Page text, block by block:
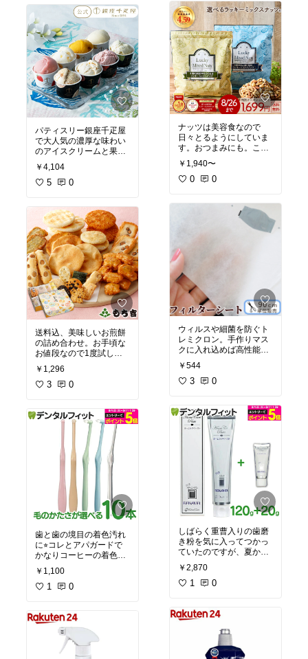
#楽天ランキング
よかった #話題の商品
リピート #お買い物マラ
ソン #おすすめ #楽天ス
ーパーセール #買い物リ
スト #買いまわり #オス
スメ
パティスリー銀座千疋屋
で大人気の濃厚な味わい
のアイスクリームと果汁
たっぷりのソルベをセッ
トにしました。味のバリ
エーションが豊富なので
にもオススメです。
#楽天ランキング #買って
よかった #話題の商品 #
リピート #楽天お買物マ
ラソン #お買い物マラソ
ン #おすすめ #楽天スー
パーセール #買い物リス
ト #買い回り
￥4,104
5 0
送料込、美味しいお煎餅
の詰め合わせ。お手頃な
お値段なので1度試した
ら、美味しくて毎日のお
茶の時間が楽しみに。こ
ちらと一緒に注文すれば
同時注文しています。#
#お煎餅 #贈答品
￥1,296
3 0
歯と歯の境目の着色汚れ
に⭐︎コレとアパガードで
かなりコーヒーの着色汚
れが取れました‼️小さいお
子さんや矯正さ！ている
方にもオススメ。
歯科
￥1,100
1 0
た #話題の商品 #リピー
ト #楽天お買物マラソン
#お買い物マラソン #おす
すめ #楽天スーパーセー
ル #買い物リスト #買い
まわり #オススメ
ナッツは美容食なので
日々とるようにしていま
す。おつまみにも。こち
ら大袋でお値段的にもお
得感！味も美味しくてリ
ピしています。
#お買い物
#おすすめ
#買い
物リスト
いまわり
すすめ商品
￥1,940〜
0 0
ウィルスや細菌を防ぐト
レミクロン。手作りマス
クに入れ込めば高性能マ
スクになるというしろも
の。今マスクが売り切れ
＆価格高騰しているので
い子供はちゃんとつけて
ないし隙間あくし、そう
なると空気感染的な予防
効果はそこまでないと思
うのです。マスクする効
果としては、マスクして
人に飛沫を飛ばさないと
か程度ぽいので、マスク
自体に防塵なん%とか高
性能でなくてもいいんじ
ゃないかと。安心材料と
して手作りマスクでもこ
ちらあると気持ちの問題
で良いかなと。 #手作り
マスク#トレミクロン
￥544
3 0
しばらく重曹入りの歯磨
き粉を気に入ってつかっ
ていたのですが、夏から
アイスコーヒーを飲むよ
うになったら歯に着色
が…！行きつけの歯科と
付いている感じだから詰
と言われ諦め気分に。ク
リーニング でも少し落ち
た位でした。以前使って
￥2,870
1 0